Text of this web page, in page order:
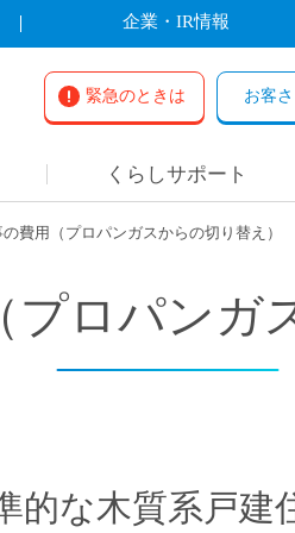
企業・IR情報
緊急のときは お客
くらしサポート
費用（プロパンガスからの切り替え）
プロパンガ
的な木質系戸建